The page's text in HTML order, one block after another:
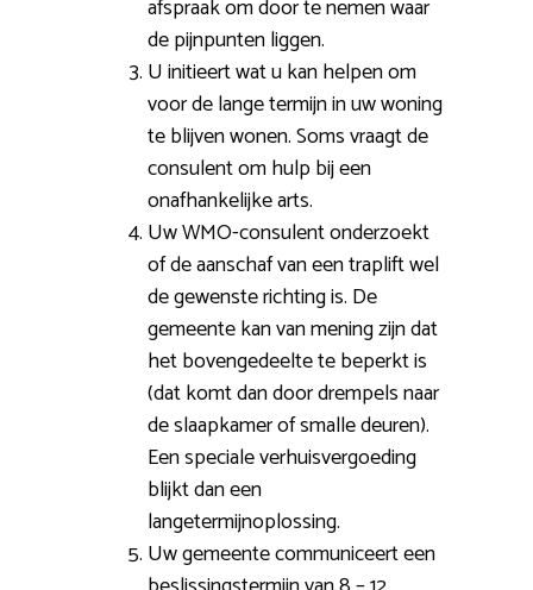
afspraak om door te nemen waar
de pijnpunten liggen.
U initieert wat u kan helpen om
voor de lange termijn in uw woning
te blijven wonen. Soms vraagt de
consulent om hulp bij een
onafhankelijke arts.
Uw WMO-consulent onderzoekt
of de aanschaf van een traplift wel
de gewenste richting is. De
gemeente kan van mening zijn dat
het bovengedeelte te beperkt is
(dat komt dan door drempels naar
de slaapkamer of smalle deuren).
Een speciale verhuisvergoeding
blijkt dan een
langetermijnoplossing.
Uw gemeente communiceert een